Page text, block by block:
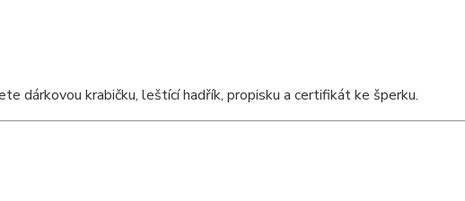
dárkovou krabičku, leštící hadřík, propisku a certifikát ke šperku.